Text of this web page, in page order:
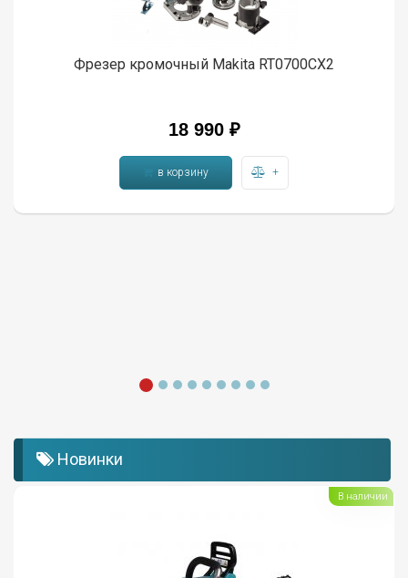
Фрезер кромочный Makita RT0700CX2
18 990 ₽
в корзину +
Новинки
В наличии